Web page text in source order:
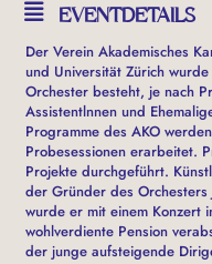
EVENTDETAILS
Der Verein Akademisches
und Universität Zürich
Orchester besteht, je nach
Assistentlnnen und
Programme des AKO
Probesessionen erarbeitet.
Projekte durchgeführt.
der Gründer des
wurde er mit einem Konzert
wohlverdiente Pension
der junge aufsteigende